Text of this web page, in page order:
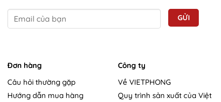
Đơn hàng
Câu hỏi thường gặp
Hướng dẫn mua hàng
Công ty
Về VIETPHONG
Quy trình sản xuất của Việt